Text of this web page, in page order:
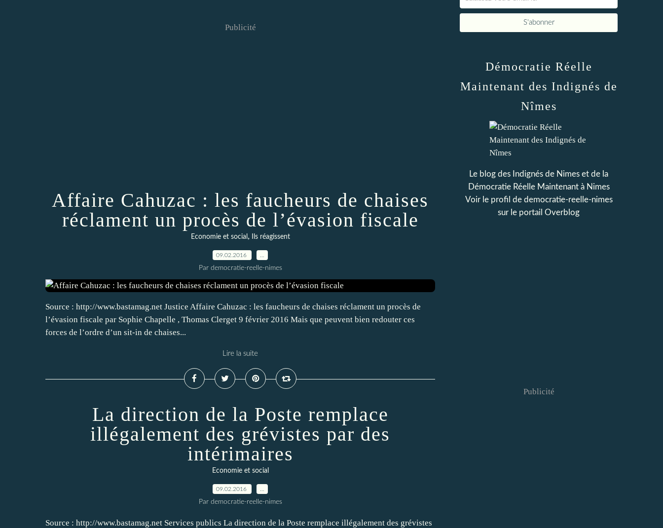
Publicité
Affaire Cahuzac : les faucheurs de chaises
réclament un procès de l’évasion fiscale
Economie et social , Ils réagissent
09.02.2016
Par democratie-reelle-nimes
Source : http://www.bastamag.net Justice Affaire Cahuzac : les faucheurs de chaises réclament un procès de
l’évasion fiscale par Sophie Chapelle , Thomas Clerget 9 février 2016 Mais que peuvent bien redouter ces
forces de l’ordre d’un sit-in de chaises...
Lire la suite
La direction de la Poste remplace
illégalement des grévistes par des
intérimaires
Economie et social
09.02.2016
Par democratie-reelle-nimes
Source : http://www.bastamag.net Services publics La direction de la Poste remplace illégalement des grévistes
Démocratie Réelle
Maintenant des Indignés de
Nîmes
Le blog des Indignés de Nimes et de la
Démocratie Réelle Maintenant à Nimes
Voir le profil de democratie-reelle-nimes
sur le portail Overblog
Publicité